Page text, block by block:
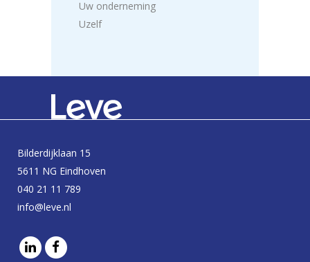
Uw onderneming
Uzelf
Bilderdijklaan 15
5611 NG Eindhoven
040 21 11 789
info@leve.nl